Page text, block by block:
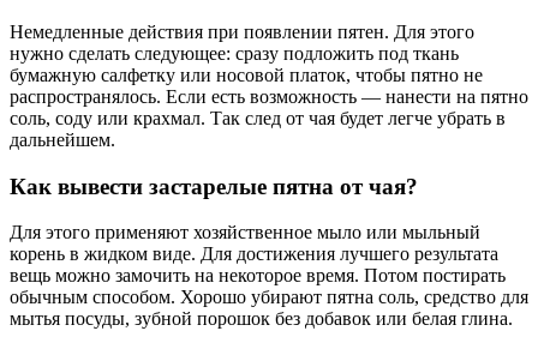
Немедленные действия при появлении пятен. Для этого
нужно сделать следующее: сразу подложить под ткань
бумажную салфетку или носовой платок, чтобы пятно не
распространялось. Если есть возможность — нанести на пятно
соль, соду или крахмал. Так след от чая будет легче убрать в
дальнейшем.
Как вывести застарелые пятна от чая?
Для этого применяют хозяйственное мыло или мыльный
корень в жидком виде. Для достижения лучшего результата
вещь можно замочить на некоторое время. Потом постирать
обычным способом. Хорошо убирают пятна соль, средство для
мытья посуды, зубной порошок без добавок или белая глина.